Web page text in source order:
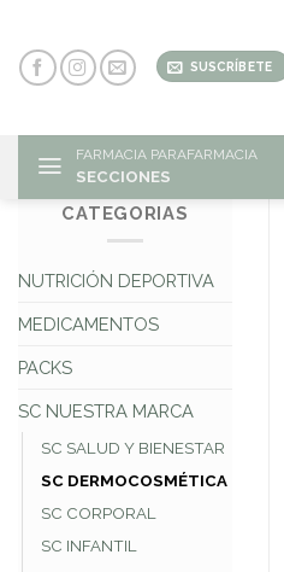
content
SUSCRÍBETE
FARMACIA PARAFARMACIA
SECCIONES
CATEGORIAS
NUTRICIÓN DEPORTIVA
MEDICAMENTOS
PACKS
SC NUESTRA MARCA
SC SALUD Y BIENESTAR
SC DERMOCOSMÉTICA
SC CORPORAL
SC INFANTIL